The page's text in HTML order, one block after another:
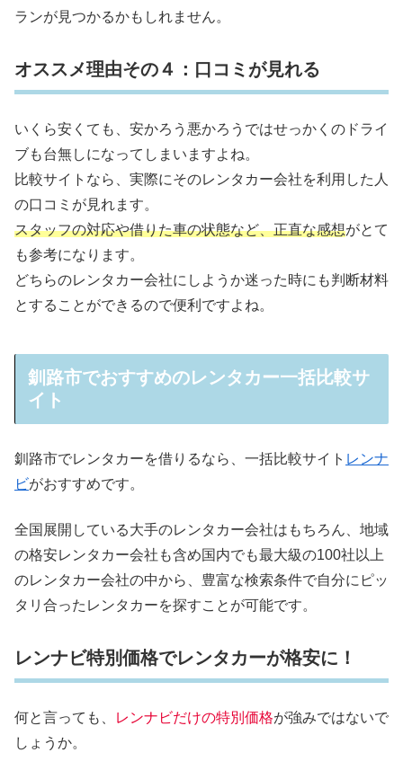
ランが見つかるかもしれません。
オススメ理由その４：口コミが見れる
いくら安くても、安かろう悪かろうではせっかくのドライ
ブも台無しになってしまいますよね。
比較サイトなら、実際にそのレンタカー会社を利用した人
の口コミが見れます。
スタッフの対応や借りた車の状態など、正直な感想がとて
も参考になります。
どちらのレンタカー会社にしようか迷った時にも判断材料
とすることができるので便利ですよね。
釧路市でおすすめのレンタカー一括比較サ
イト
釧路市でレンタカーを借りるなら、一括比較サイト レンナ
ビがおすすめです。
全国展開している大手のレンタカー会社はもちろん、地域
の格安レンタカー会社も含め国内でも最大級の100社以上
のレンタカー会社の中から、豊富な検索条件で自分にピッ
タリ合ったレンタカーを探すことが可能です。
レンナビ特別価格でレンタカーが格安に！
何と言っても、 レンナビだけの特別価格が強みではないで
しょうか。